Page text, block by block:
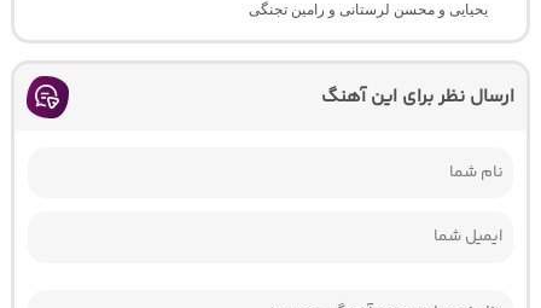
یحیایی و محسن لرستانی و رامین تجنگی
ارسال نظر برای این آهنگ